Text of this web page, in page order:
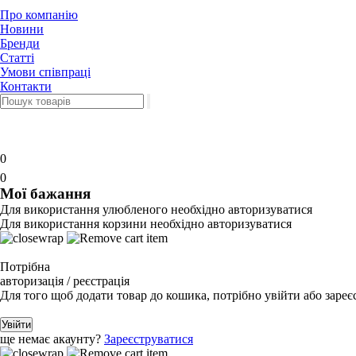
Про компанію
Новини
Бренди
Статті
Умови співпраці
Контакти
0
0
Мої бажання
Для використання улюбленого необхідно авторизуватися
Для використання корзини необхідно авторизуватися
Потрібна
авторизація / реєстрація
Для того щоб додати товар до кошика, потрібно увійти або
Увійти
ще немає акаунту? Зареєструватися